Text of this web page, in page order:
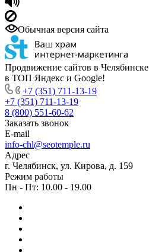
Обычная версия сайта
Продвижение сайтов в Челябинске
в ТОП Яндекс и Google!
+7 (351) 711-13-19
+7 (351) 711-13-19
8 (800) 551-60-62
Заказать звонок
E-mail
info-chl@seotemple.ru
Адрес
г. Челябинск, ул. Кирова, д. 159
Режим работы
Пн - Пт: 10.00 - 19.00